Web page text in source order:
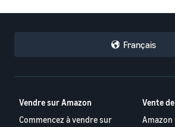
Français
Vendre sur Amazon
Commencez à vendre sur
Vente
Amazon